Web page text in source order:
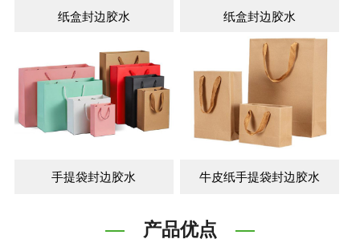
纸盒封边胶水 纸盒封边胶水
手提袋封边胶水 牛皮纸手提袋封边胶水
产品优点